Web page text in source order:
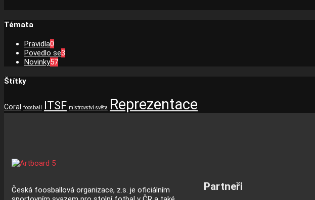
Témata
Pravidla0
Povedlo se3
Novinky57
Štítky
Coral foosball ITSF mistrovství světa Reprezentace
Česká foosballová organizace, z.s. je oficiálním
Partneři